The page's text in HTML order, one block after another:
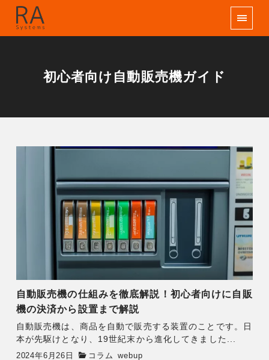
初心者向け自動販売機ガイド
自動販売機の仕組みを徹底解説！初心者向けに自販
機の決済から設置まで解説
自動販売機は、商品を自動で販売する装置のことです。日
本が先駆けとなり、19世紀末から進化してきました...
2024年6月26日
コラム webup